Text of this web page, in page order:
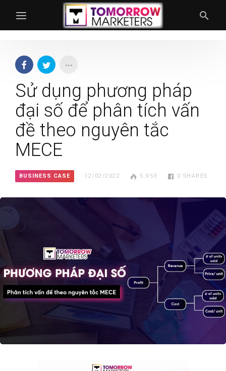
Sử dụng phương pháp
đại số để phân tích vấn
đề theo nguyên tắc
MECE
BUSINESS CASE 12/02/2022 5.953 0 SHARES